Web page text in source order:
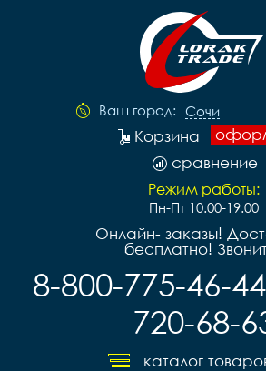
Ваш город: Сочи
Корзина
сравнение
Режим работы:
Пн-Пт 10.00-19.00
Онлайн- заказы!
бесплатно!
8-800-775-46-
720-68-
каталог